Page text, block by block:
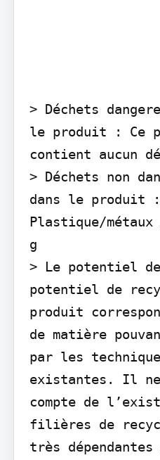
> Déchets
le produit : Ce
contient aucun
> Déchets non
dans le produit :
Plastique/
g
> Le potentiel
potentiel de
produit
de matière
par les
existantes. Il
compte de
filières de
très